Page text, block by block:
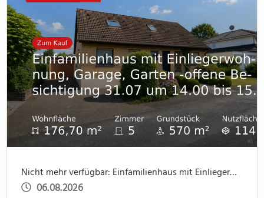
Nicht mehr verfügbar: Einfamilienhaus mit Einliegerwohnung, Garage, Garten -offene Besichtigung 31.07 um 14.00 bis 15.30
06.08.2026